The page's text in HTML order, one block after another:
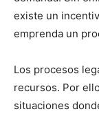
existe un
emprenda un
Los procesos
recursos. Por
situaciones